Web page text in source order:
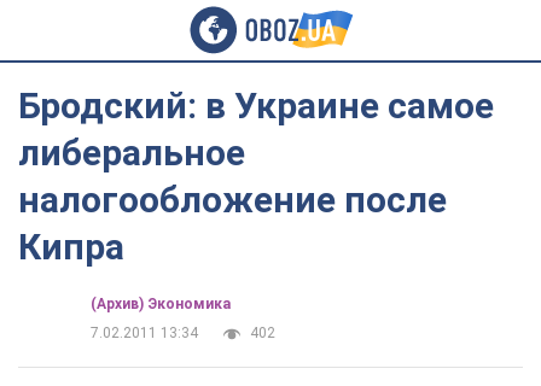
Бродский: в Украине самое
либеральное
налогообложение после
Кипра
(Архив) Экономика
7.02.2011 13:34
402